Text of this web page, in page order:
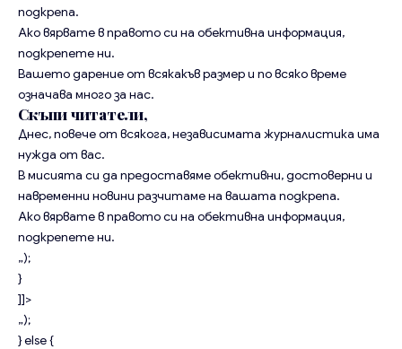
подкрепа.
Ако вярвате в правото си на обективна информация,
подкрепете ни.
Вашето дарение от всякакъв размер и по всяко време
означава много за нас.
Скъпи читатели,
Днес, повече от всякога, независимата журналистика има
нужда от вас.
В мисията си да предоставяме обективни, достоверни и
навременни новини разчитаме на вашата подкрепа.
Ако вярвате в правото си на обективна информация,
подкрепете ни.
„);
}
]]>
„);
} else {